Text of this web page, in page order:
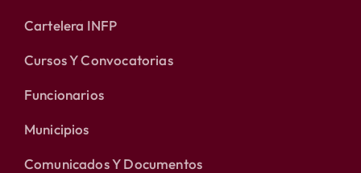
Cartelera INFP
Cursos Y Convocatorias
Funcionarios
Municipios
Comunicados Y Documentos